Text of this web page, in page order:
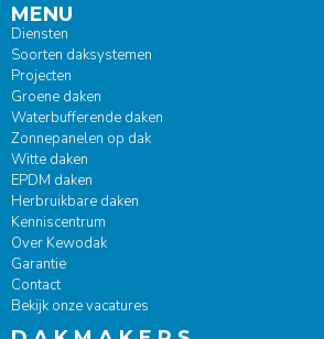
MENU
Diensten
Soorten daksystemen
Projecten
Groene daken
Waterbufferende daken
Zonnepanelen op dak
Witte daken
EPDM daken
Herbruikbare daken
Kenniscentrum
Over Kewodak
Garantie
Contact
Bekijk onze vacatures